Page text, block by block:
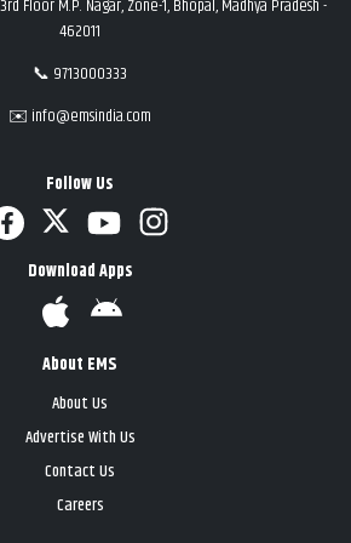
Floor M.P. Nagar, Zone-1, Bhopal, Madhya Pradesh -
462011
📞 9713000333
✉️ info@emsindia.com
Follow Us
Download Apps
About EMS
About Us
Advertise With Us
Contact Us
Careers